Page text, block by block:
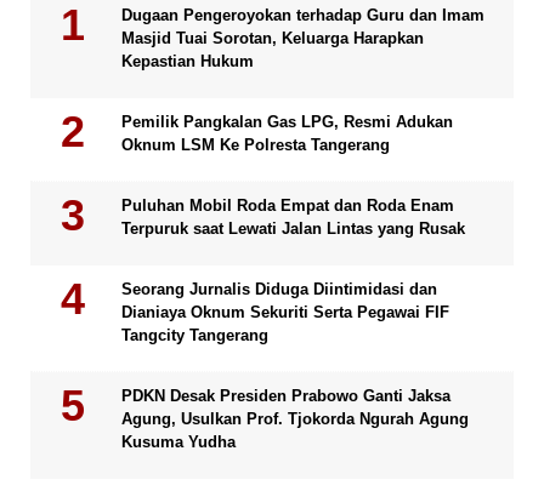
Dugaan Pengeroyokan terhadap Guru dan Imam
Masjid Tuai Sorotan, Keluarga Harapkan
Kepastian Hukum
Pemilik Pangkalan Gas LPG, Resmi Adukan
Oknum LSM Ke Polresta Tangerang
Puluhan Mobil Roda Empat dan Roda Enam
Terpuruk saat Lewati Jalan Lintas yang Rusak
Seorang Jurnalis Diduga Diintimidasi dan
Dianiaya Oknum Sekuriti Serta Pegawai FIF
Tangcity Tangerang
PDKN Desak Presiden Prabowo Ganti Jaksa
Agung, Usulkan Prof. Tjokorda Ngurah Agung
Kusuma Yudha